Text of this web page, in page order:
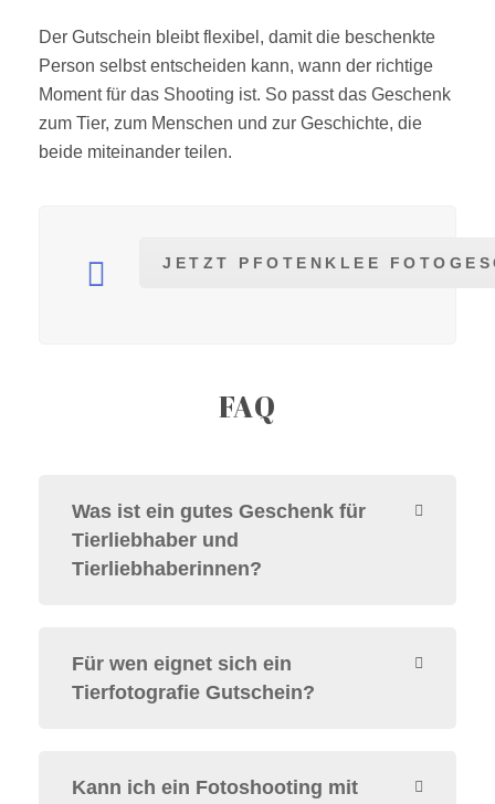
Der Gutschein bleibt flexibel, damit die beschenkte
Person selbst entscheiden kann, wann der richtige
Moment für das Shooting ist. So passt das Geschenk
zum Tier, zum Menschen und zur Geschichte, die
beide miteinander teilen.
JETZT PFOTENKLEE
FAQ
Was ist ein gutes Geschenk für
Tierliebhaber und
Tierliebhaberinnen?
Für wen eignet sich ein
Tierfotografie Gutschein?
Kann ich ein Fotoshooting mit